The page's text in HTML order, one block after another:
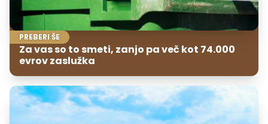
PREBERI ŠE
Za vas so to smeti, zanjo pa več kot 74.000
evrov zaslužka